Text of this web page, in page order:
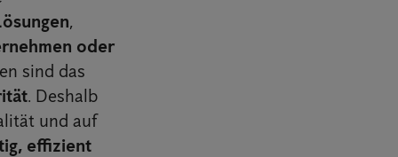
,
oder
sind das
. Deshalb
und auf
effizient